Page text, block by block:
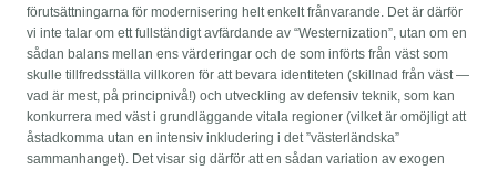
förutsättningarna för modernisering helt enkelt frånvarande. Det är därför
vi inte talar om ett fullständigt avfärdande av “Westernization”, utan om en
sådan balans mellan ens värderingar och de som införts från väst som
skulle tillfredsställa villkoren för att bevara identiteten (skillnad från väst —
vad är mest, på principnivå!) och utveckling av defensiv teknik, som kan
konkurrera med väst i grundläggande vitala regioner (vilket är omöjligt att
åstadkomma utan en intensiv inkludering i det ”västerländska”
sammanhanget). Det visar sig därför att en sådan variation av exogen